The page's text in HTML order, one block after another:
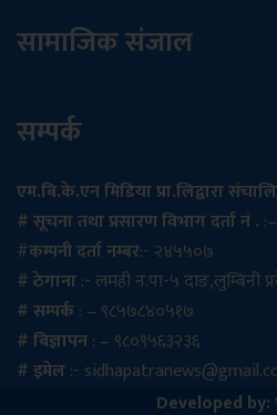
सामाजिक संजाल
सम्पर्क
एम.बि.के.एन मिडिया प्रा.लिद्वारा
# सूचना तथा प्रसारण विभाग दर्ता नं .
#कम्पनी दर्ता नम्बर:- २४५५०७
# ठेगाना:- लमही न.पा-५ दाङ,लुम्बिनी
# सम्पर्क: – ९८५७८४०५१७
# बिज्ञापन: – ९८०९५६३२३६
# इमेल:-
Developed by: